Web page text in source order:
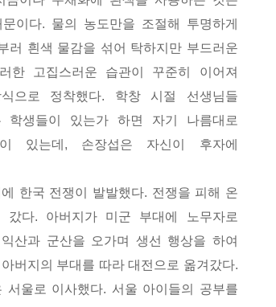
이다. 물의 농도만을 조절해 투명하게
러 흰색 물감을 섞어 탁하지만 부드러운
한 고집스러운 습관이 꾸준히 이어져
으로 정착했다. 학창 시절 선생님들
학생들이 있는가 하면 자기 나름대로
있는데 , 손장섭은 자신이 후자에
한국 전쟁이 발발했다. 전쟁을 피해 온
갔다. 아버지가 미군 부대에 노무자로
산과 군산을 오가며 생선 행상을 하여
아버지의 부대를 따라 대전으로 옮겨갔다.
서울로 이사했다. 서울 아이들의 공부를